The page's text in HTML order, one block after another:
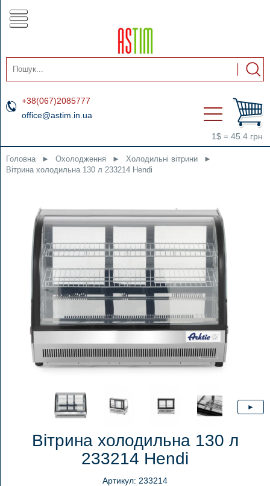
+38(067)2085777
office@astim.in.ua
1$ = 45.4 грн
Головна ► Охолодження ► Холодильні вітрини
►
Вітрина холодильна 130 л 233214 Hendi
Вітрина холодильна 130 л
233214 Hendi
Артикул: 233214